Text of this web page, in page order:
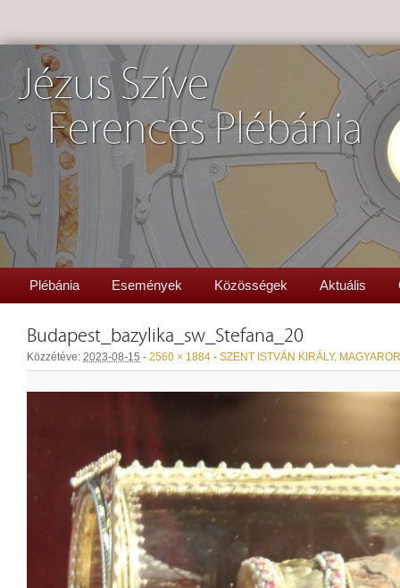
Jézus Szíve
Ferences Plébánia
Plébánia Események Közösségek Aktuális
Budapest_bazylika_sw_Stefana_20
Közzétéve: 2023-08-15 - 2560 × 1884 - SZENT ISTVÁN KIRÁLY,